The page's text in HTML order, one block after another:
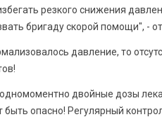
резкого снижения
бригаду скорой помощи", -
давление, то
двойные дозы
опасно! Регулярный